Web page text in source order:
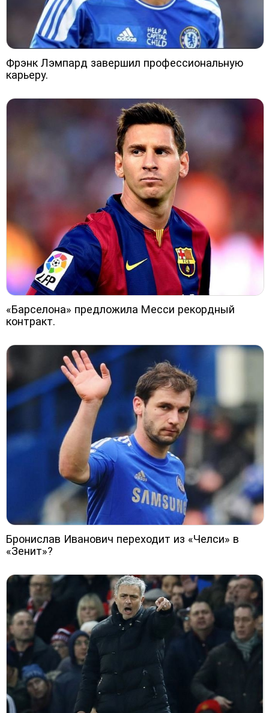
Фрэнк Лэмпард завершил профессиональную
карьеру.
«Барселона» предложила Месси рекордный
контракт.
Бронислав Иванович переходит из «Челси» в
«Зенит»?